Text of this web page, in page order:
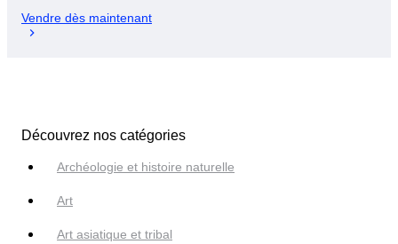
Vendre dès maintenant
Découvrez nos catégories
Archéologie et histoire naturelle
Art
Art asiatique et tribal